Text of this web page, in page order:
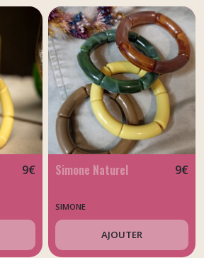
9€ Simone Naturel 9€
SIMONE
AJOUTER